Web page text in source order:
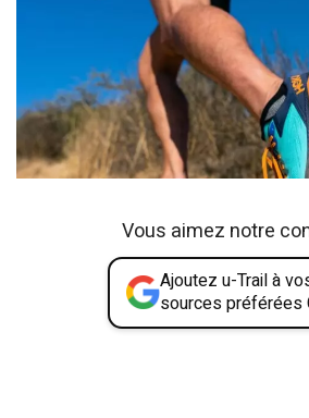
Vous aimez notre
Ajoutez u-Trail à
sources préférées